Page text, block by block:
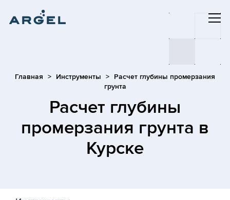
Главная Инструменты
Расчет глубины промерзания
грунта
Расчет глубины
промерзания грунта в
Курске